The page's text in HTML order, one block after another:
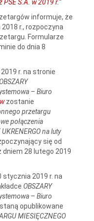
S.A. w 2019 r.”
informuje, że
r., rozpoczyna
Formularze
do dnia 8
r. na stronie
OBSZARY
– Biuro
zostanie
przetargu
połączenia
na luty
się od
dniem 28 lutego 2019
stycznia 2019 r. na
OBSZARY
– Biuro
opublikowane
MIESIĘCZNEGO